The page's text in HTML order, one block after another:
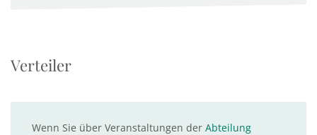
Verteiler
Wenn Sie über Veranstaltungen der Abteilung